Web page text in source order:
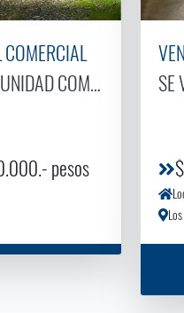
COMERCIAL EN
pesos
SE